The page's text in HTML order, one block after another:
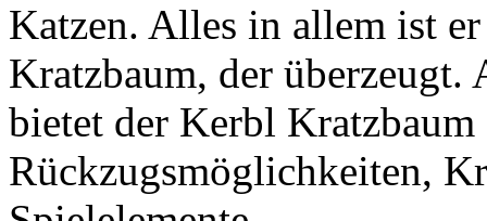
Katzen. Alles in allem ist
Kratzbaum, der
bietet der Kerbl
Rückzugsmöglichkeiten,